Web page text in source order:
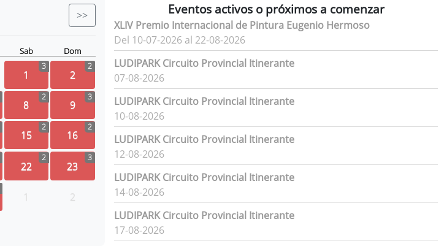
>>
Sab Dom
1
3
2
2
8
2
9
3
15
2
16
2
22
2
23
3
1 2
Eventos activos o próximos a comenzar
XLIV Premio Internacional de Pintura Eugenio Hermoso
Del 10-07-2026 al 22-08-2026
LUDIPARK Circuito Provincial Itinerante
07-08-2026
LUDIPARK Circuito Provincial Itinerante
10-08-2026
LUDIPARK Circuito Provincial Itinerante
12-08-2026
LUDIPARK Circuito Provincial Itinerante
14-08-2026
LUDIPARK Circuito Provincial Itinerante
17-08-2026